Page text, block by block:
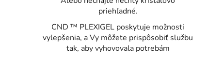
priehľadné.
CND ™ PLEXIGEL poskytuje možnosti
vylepšenia, a Vy môžete prispôsobiť službu
tak, aby vyhovovala potrebám